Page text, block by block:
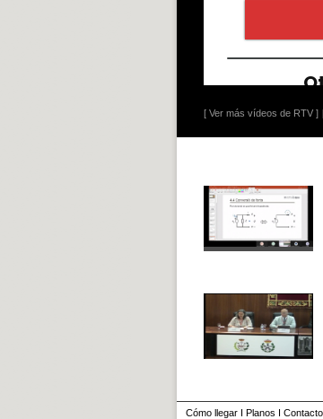
[ Ver más vídeos de RTV ]
Cómo llegar I Planos I Contacto